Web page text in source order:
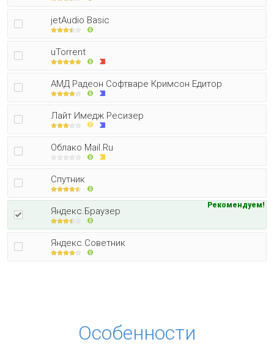
jetAudio Basic
uTorrent
АМД Радеон Софтваре Кримсон Едитор
Лайт Имедж Ресизер
Облако Mail.Ru
Спутник
Яндекс.Браузер
Рекомендуем!
Яндекс.Советник
Особенности